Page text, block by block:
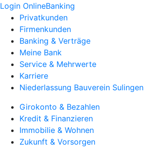
Login OnlineBanking
Privatkunden
Firmenkunden
Banking & Verträge
Meine Bank
Service & Mehrwerte
Karriere
Niederlassung Bauverein Sulingen
Girokonto & Bezahlen
Kredit & Finanzieren
Immobilie & Wohnen
Zukunft & Vorsorgen